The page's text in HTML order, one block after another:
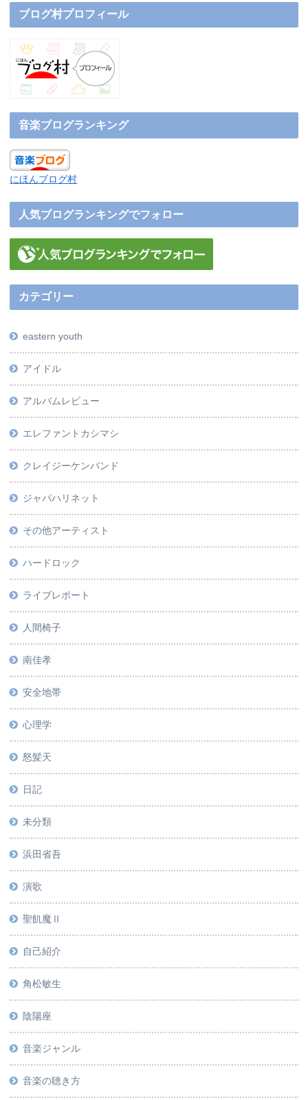
ブログ村プロフィール
音楽ブログランキング
にほんブログ村
人気ブログランキングでフォロー
カテゴリー
eastern youth
アイドル
アルバムレビュー
エレファントカシマシ
クレイジーケンバンド
ジャパハリネット
その他アーティスト
ハードロック
ライブレポート
人間椅子
南佳孝
安全地帯
心理学
怒髪天
日記
未分類
浜田省吾
演歌
聖飢魔Ⅱ
自己紹介
角松敏生
陰陽座
音楽ジャンル
音楽の聴き方